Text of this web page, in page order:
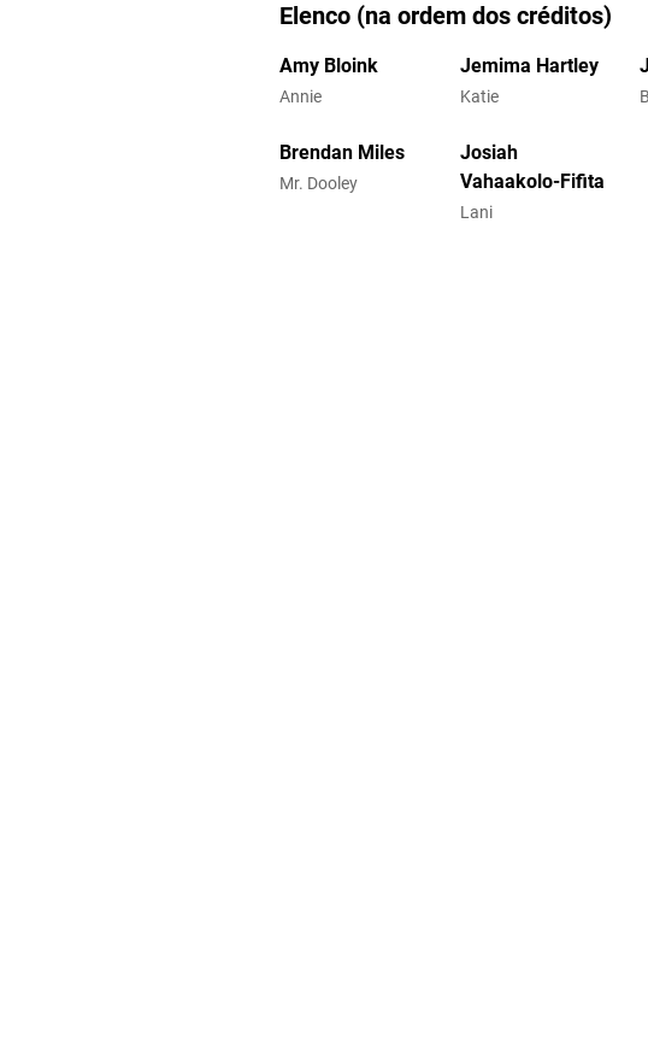
Elenco (na ordem dos créditos)
Amy Bloink
Annie
Jemima Hartley
Katie
Brendan Miles
Mr. Dooley
Josiah
Vahaakolo-Fifita
Lani